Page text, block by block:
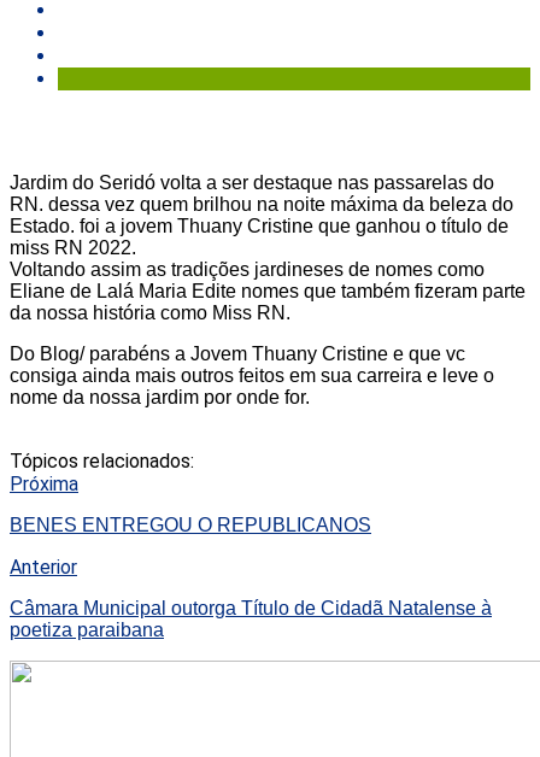
Jardim do Seridó volta a ser destaque nas passarelas do
RN. dessa vez quem brilhou na noite máxima da beleza do
Estado. foi a jovem Thuany Cristine que ganhou o título de
miss RN 2022.
Voltando assim as tradições jardineses de nomes como
Eliane de Lalá Maria Edite nomes que também fizeram parte
da nossa história como Miss RN.
Do Blog/ parabéns a Jovem Thuany Cristine e que vc
consiga ainda mais outros feitos em sua carreira e leve o
nome da nossa jardim por onde for.
Tópicos relacionados:
Próxima
BENES ENTREGOU O REPUBLICANOS
Anterior
Câmara Municipal outorga Título de Cidadã Natalense à
poetiza paraibana